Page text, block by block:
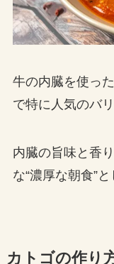
牛の内臓を使っ
で特に人気のバ
内臓の旨味と香
な“濃厚な朝食”
カトゴの作り